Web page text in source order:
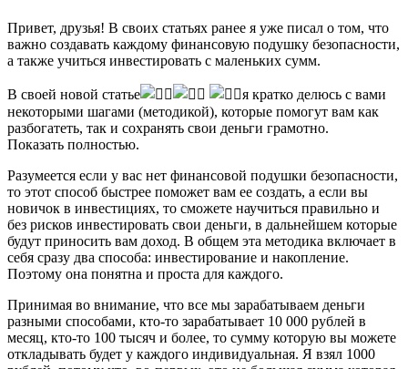
Привет, друзья! В своих статьях ранее я уже писал о том, что
важно создавать каждому финансовую подушку безопасности,
а также учиться инвестировать с маленьких сумм.
В своей новой статье
я кратко делюсь с вами
некоторыми шагами (методикой), которые помогут вам как
разбогатеть, так и сохранять свои деньги грамотно.
Показать полностью.
Разумеется если у вас нет финансовой подушки безопасности,
то этот способ быстрее поможет вам ее создать, а если вы
новичок в инвестициях, то сможете научиться правильно и
без рисков инвестировать свои деньги, в дальнейшем которые
будут приносить вам доход. В общем эта методика включает в
себя сразу два способа: инвестирование и накопление.
Поэтому она понятна и проста для каждого.
Принимая во внимание, что все мы зарабатываем деньги
разными способами, кто-то зарабатывает 10 000 рублей в
месяц, кто-то 100 тысяч и более, то сумму которую вы можете
откладывать будет у каждого индивидуальная. Я взял 1000